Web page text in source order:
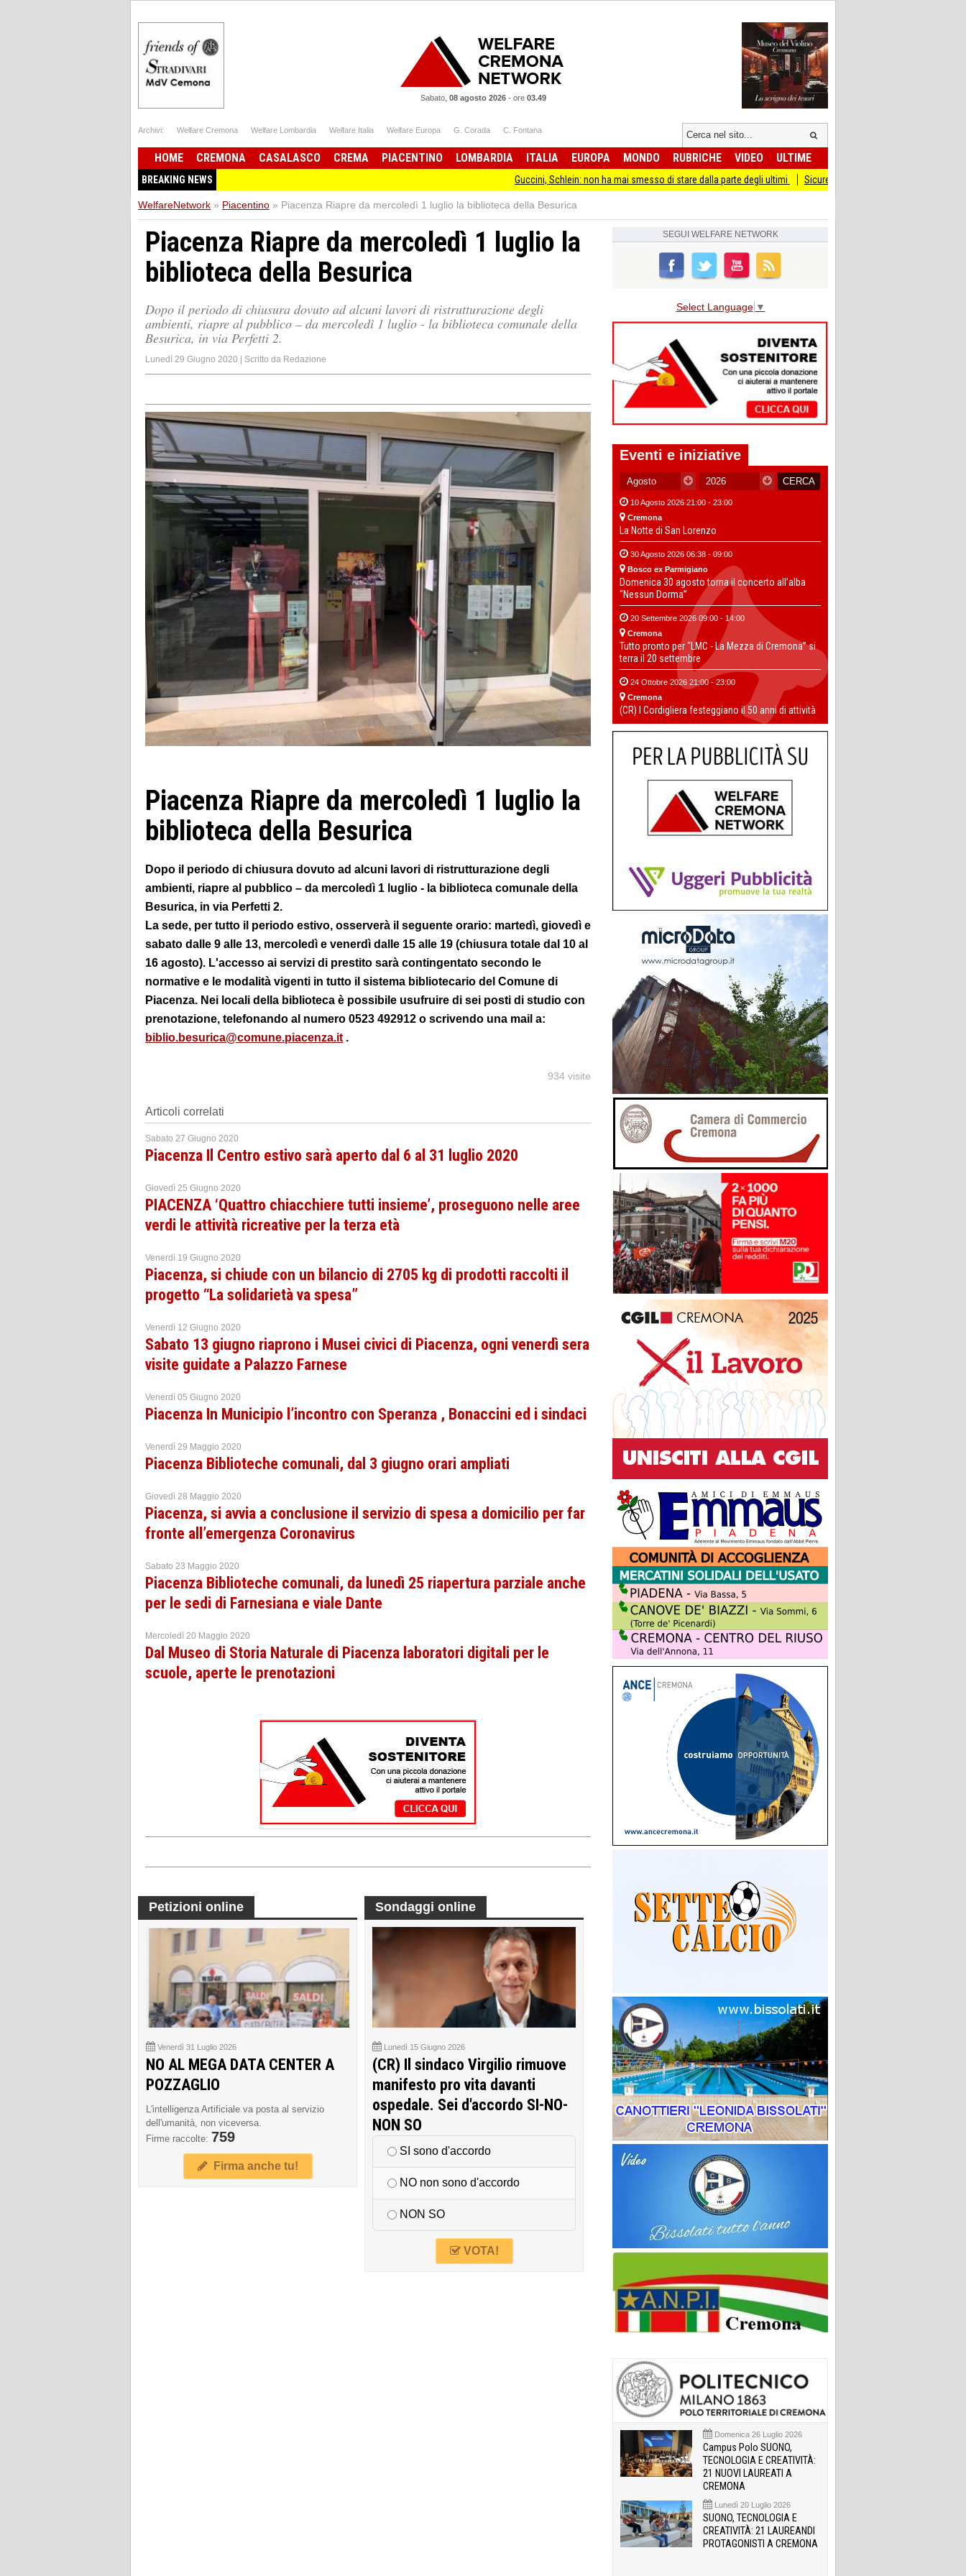
Sabato, 08 agosto 2026- ore 03.49
Archivi: Welfare Cremona Welfare Lombardia Welfare Italia Welfare Europa G. Corada C. Fontana
HOME CREMONA CASALASCO CREMA PIACENTINO LOMBARDIA ITALIA EUROPA MONDO RUBRICHE VIDEO ULTIME
BREAKING NEWS Guccini, Schlein: non ha mai smesso di stare dalla parte degli ultimi Sicurezza I Giovani Democratici ribattono ai
WelfareNetwork » Piacentino » Piacenza Riapre da mercoledì 1 luglio la biblioteca della Besurica
Piacenza Riapre da mercoledì 1 luglio la
biblioteca della Besurica
Dopo il periodo di chiusura dovuto ad alcuni lavori di ristrutturazione degli
ambienti, riapre al pubblico – da mercoledì 1 luglio - la biblioteca comunale della
Besurica, in via Perfetti 2.
Lunedì 29 Giugno 2020 | Scritto da Redazione
Piacenza Riapre da mercoledì 1 luglio la
biblioteca della Besurica
Dopo il periodo di chiusura dovuto ad alcuni lavori di ristrutturazione degli
ambienti, riapre al pubblico – da mercoledì 1 luglio - la biblioteca comunale della
Besurica, in via Perfetti 2.
La sede, per tutto il periodo estivo, osserverà il seguente orario: martedì, giovedì e
sabato dalle 9 alle 13, mercoledì e venerdì dalle 15 alle 19 (chiusura totale dal 10 al
16 agosto). L'accesso ai servizi di prestito sarà contingentato secondo le
normative e le modalità vigenti in tutto il sistema bibliotecario del Comune di
Piacenza. Nei locali della biblioteca è possibile usufruire di sei posti di studio con
prenotazione, telefonando al numero 0523 492912 o scrivendo una mail a:
biblio.besurica@comune.piacenza.it .
934 visite
Articoli correlati
Sabato 27 Giugno 2020
Piacenza Il Centro estivo sarà aperto dal 6 al 31 luglio 2020
Giovedì 25 Giugno 2020
PIACENZA ‘Quattro chiacchiere tutti insieme’, proseguono nelle aree
verdi le attività ricreative per la terza età
Venerdì 19 Giugno 2020
Piacenza, si chiude con un bilancio di 2705 kg di prodotti raccolti il
progetto “La solidarietà va spesa”
Venerdì 12 Giugno 2020
Sabato 13 giugno riaprono i Musei civici di Piacenza, ogni venerdì sera
visite guidate a Palazzo Farnese
Venerdì 05 Giugno 2020
Piacenza In Municipio l’incontro con Speranza , Bonaccini ed i sindaci
Venerdì 29 Maggio 2020
Piacenza Biblioteche comunali, dal 3 giugno orari ampliati
Giovedì 28 Maggio 2020
Piacenza, si avvia a conclusione il servizio di spesa a domicilio per far
fronte all’emergenza Coronavirus
Sabato 23 Maggio 2020
Piacenza Biblioteche comunali, da lunedì 25 riapertura parziale anche
per le sedi di Farnesiana e viale Dante
Mercoledì 20 Maggio 2020
Dal Museo di Storia Naturale di Piacenza laboratori digitali per le
scuole, aperte le prenotazioni
Petizioni online
Venerdì 31 Luglio 2026
NO AL MEGA DATA CENTER A
POZZAGLIO
L'intelligenza Artificiale va posta al servizio
dell'umanità, non viceversa.
Firme raccolte: 759
Firma anche tu!
Sondaggi online
Lunedì 15 Giugno 2026
(CR) Il sindaco Virgilio rimuove
manifesto pro vita davanti
ospedale. Sei d'accordo SI-NO-
NON SO
SI sono d'accordo
NO non sono d'accordo
NON SO
VOTA!
SEGUI WELFARE NETWORK
Select Language ▼
Eventi e iniziative
10 Agosto 2026 21:00 - 23:00
Cremona
La Notte di San Lorenzo
30 Agosto 2026 06:38 - 09:00
Bosco ex Parmigiano
Domenica 30 agosto torna il concerto all’alba
“Nessun Dorma”
20 Settembre 2026 09:00 - 14:00
Cremona
Tutto pronto per “LMC - La Mezza di Cremona” si
terra il 20 settembre
24 Ottobre 2026 21:00 - 23:00
Cremona
(CR) I Cordigliera festeggiano il 50 anni di attività
Domenica 26 Luglio 2026
Campus Polo SUONO,
TECNOLOGIA E CREATIVITÀ:
21 NUOVI LAUREATI A
CREMONA
Lunedì 20 Luglio 2026
SUONO, TECNOLOGIA E
CREATIVITÀ: 21 LAUREANDI
PROTAGONISTI A CREMONA